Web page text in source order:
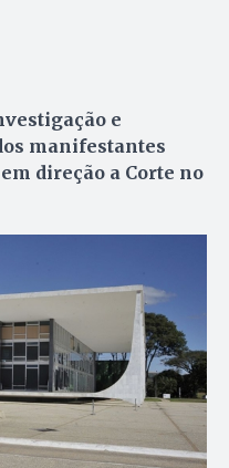
e
manifestantes
direção a Corte no